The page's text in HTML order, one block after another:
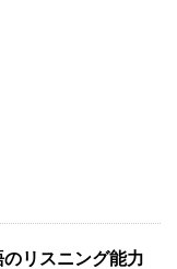
リスニング能力